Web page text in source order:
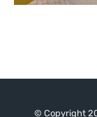
© Copyright